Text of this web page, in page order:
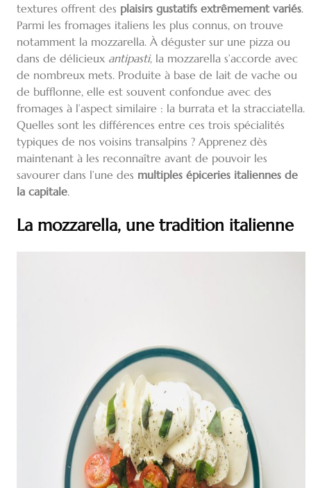
textures offrent des plaisirs gustatifs extrêmement variés.
Parmi les fromages italiens les plus connus, on trouve
notamment la mozzarella. À déguster sur une pizza ou
dans de délicieux antipasti, la mozzarella s’accorde avec
de nombreux mets. Produite à base de lait de vache ou
de bufflonne, elle est souvent confondue avec des
fromages à l’aspect similaire : la burrata et la stracciatella.
Quelles sont les différences entre ces trois spécialités
typiques de nos voisins transalpins ? Apprenez dès
maintenant à les reconnaître avant de pouvoir les
savourer dans l’une des multiples épiceries italiennes de
la capitale.
La mozzarella, une tradition italienne